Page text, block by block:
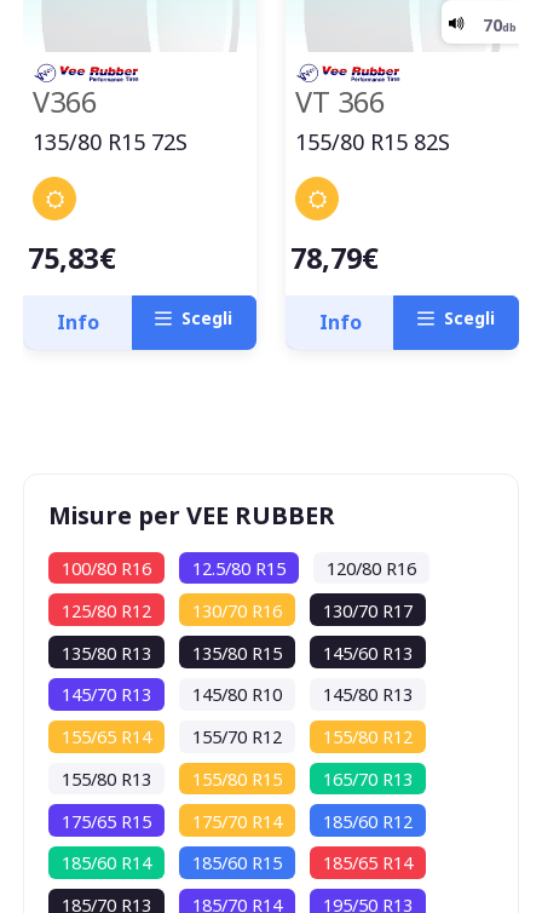
V366
135/80 R15 72S
75,83€
Info Scegli
VT 366
155/80 R15 82S
78,79€
Info Scegli
Misure per VEE RUBBER
100/80 R16 12.5/80 R15
120/80 R16
125/80 R12
130/70 R16
130/70 R17
135/80 R13
135/80 R15
145/60 R13
145/70 R13
145/80 R10
145/80 R13
155/65 R14
155/70 R12
155/80 R12
155/80 R13
155/80 R15
165/70 R13
175/65 R15
175/70 R14
185/60 R12
185/60 R14
185/60 R15
185/65 R14
185/70 R13
185/70 R14 195/50 R13